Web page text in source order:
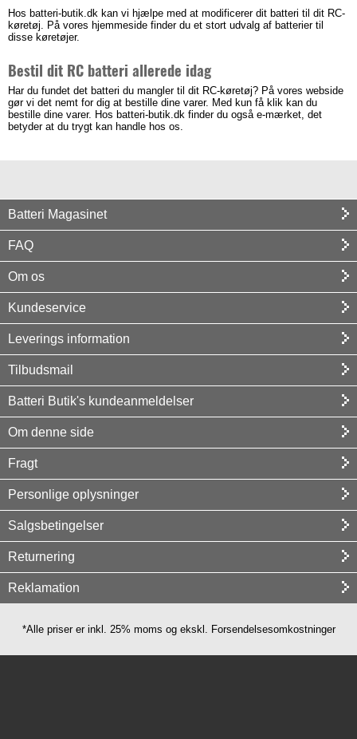
Hos batteri-butik.dk kan vi hjælpe med at modificerer dit batteri til dit RC-
køretøj. På vores hjemmeside finder du et stort udvalg af batterier til
disse køretøjer.
Bestil dit RC batteri allerede idag
Har du fundet det batteri du mangler til dit RC-køretøj? På vores webside
gør vi det nemt for dig at bestille dine varer. Med kun få klik kan du
bestille dine varer. Hos batteri-butik.dk finder du også e-mærket, det
betyder at du trygt kan handle hos os.
Batteri Magasinet
FAQ
Om os
Kundeservice
Leverings information
Tilbudsmail
Batteri Butik's kundeanmeldelser
Om denne side
Fragt
Personlige oplysninger
Salgsbetingelser
Returnering
Reklamation
*Alle priser er inkl. 25% moms og ekskl. Forsendelsesomkostninger